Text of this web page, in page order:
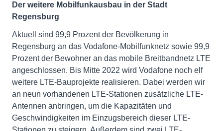
Der weitere Mobilfunkausbau in der Stadt
Regensburg
Aktuell sind 99,9 Prozent der Bevölkerung in
Regensburg an das Vodafone-Mobilfunknetz sowie 99,9
Prozent der Bewohner an das mobile Breitbandnetz LTE
angeschlossen. Bis Mitte 2022 wird Vodafone noch elf
weitere LTE-Bauprojekte realisieren. Dabei werden wir
an neun vorhandenen LTE-Stationen zusätzliche LTE-
Antennen anbringen, um die Kapazitäten und
Geschwindigkeiten im Einzugsbereich dieser LTE-